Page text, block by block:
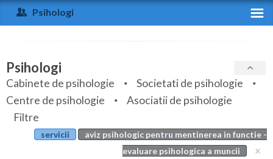
Arad
Arges
Bihor
Bistrita-Nasaud
Botosani
Psihologi
Specialitati
Servicii
Articole
Evenimente
Psihologi
Cabinete de psihologie
Societati de psihologie
Centre de psihologie
Asociatii de psihologie
Filtre
servicii
aviz psihologic pentru mentinerea in functie -
evaluare psihologica a muncii